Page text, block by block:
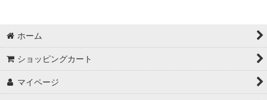
ホーム
ショッピングカート
マイページ